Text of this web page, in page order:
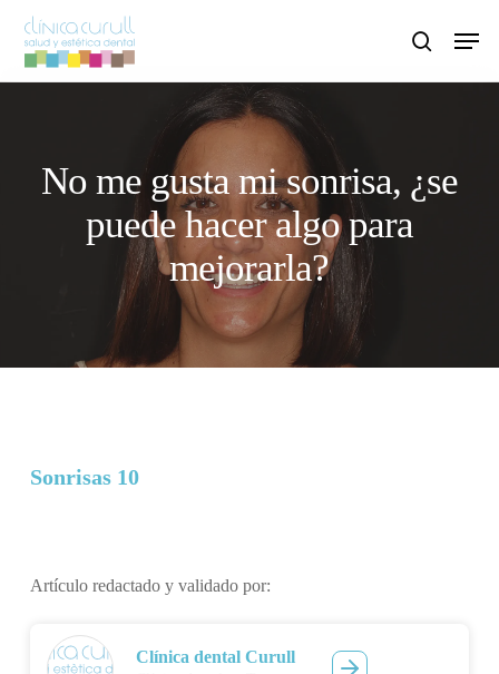
search
Menu
No me gusta mi sonrisa, ¿se
puede hacer algo para
mejorarla?
Sonrisas 10
Artículo redactado y validado por:
Clínica dental Curull